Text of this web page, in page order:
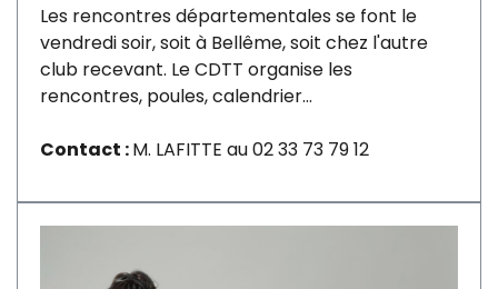
Les rencontres départementales se font le
vendredi soir, soit à Bellême, soit chez l'autre
club recevant. Le CDTT organise les
rencontres, poules, calendrier...
Contact :M. LAFITTE au 02 33 73 79 12